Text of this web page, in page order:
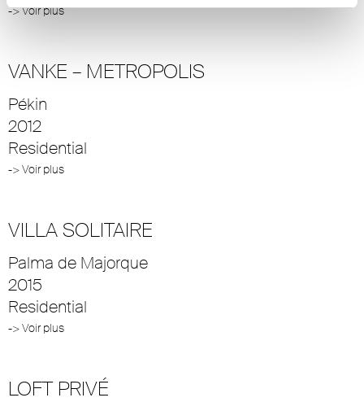
-> Voir plus
VANKE – METROPOLIS
Pékin
2012
Residential
-> Voir plus
VILLA SOLITAIRE
Palma de Majorque
2015
Residential
-> Voir plus
LOFT PRIVÉ